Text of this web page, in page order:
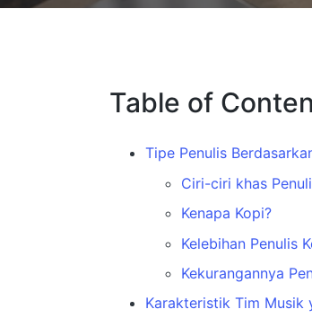
Table of
Tipe Penulis
Ciri-ciri khas
Kenapa Kopi?
Kelebihan Penulis
Kekurangannya
Karakteristik Tim Musik